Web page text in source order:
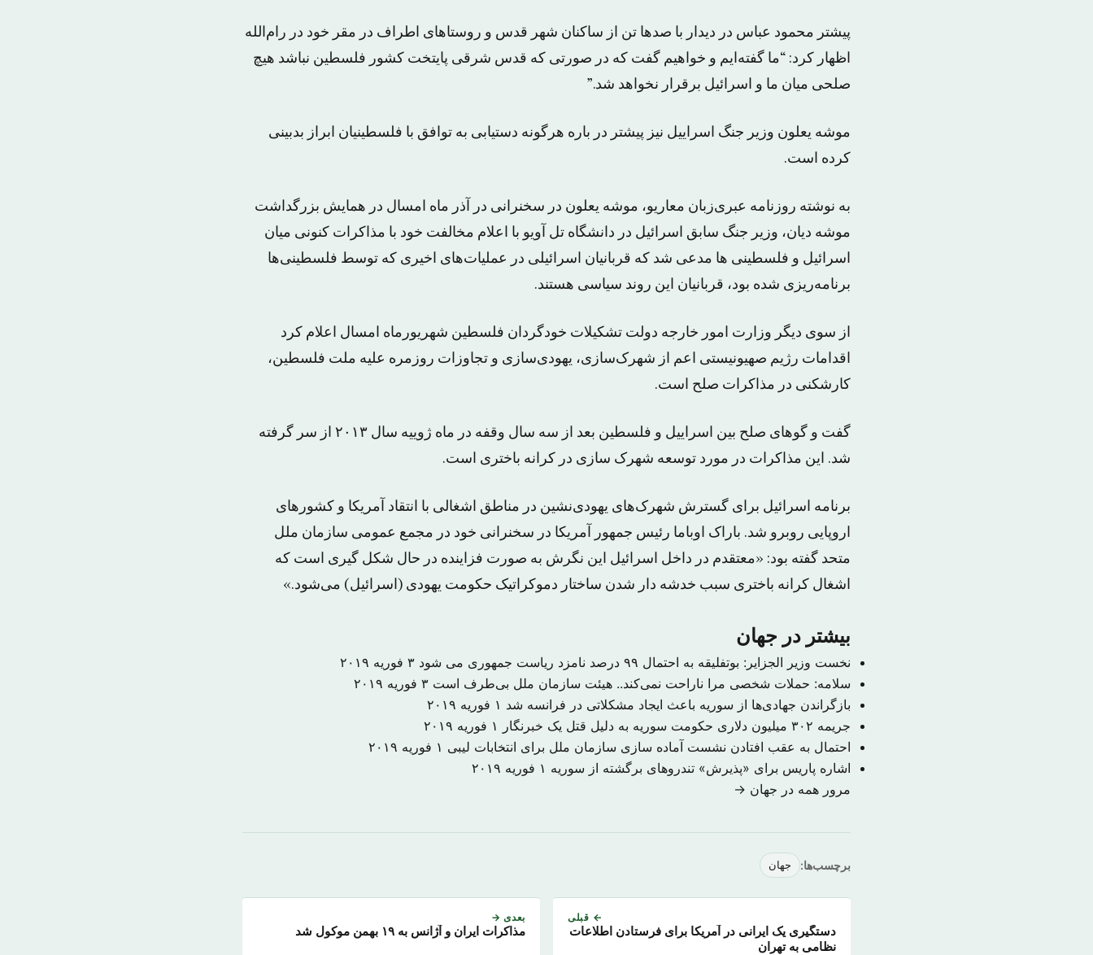
پیشتر محمود عباس در دیدار با صدها تن از ساکنان شهر قدس و روستاهای اطراف در مقر خود در رام‌الله
اظهار کرد: “ما گفته‌ایم و خواهیم گفت که در صورتی که قدس شرقی پایتخت کشور فلسطین نباشد هیچ
صلحی میان ما و اسرائیل برقرار نخواهد شد.”
موشه یعلون وزیر جنگ اسراییل نیز پیشتر در باره هرگونه دستیابی به توافق با فلسطینیان ابراز بدبینی
کرده است.
به نوشته روزنامه عبری‌زبان معاریو، موشه یعلون در سخنرانی در آذر ماه امسال در همایش بزرگداشت
موشه دیان، وزیر جنگ سابق اسرائیل در دانشگاه تل آویو با اعلام مخالفت خود با مذاکرات کنونی میان
اسرائیل و فلسطینی ها مدعی شد که قربانیان اسرائیلی در عملیات‌های اخیری که توسط فلسطینی‌ها
برنامه‌ریزی شده بود، قربانیان این روند سیاسی هستند.
از سوی دیگر وزارت امور خارجه دولت تشکیلات خودگردان فلسطین شهریورماه امسال اعلام کرد
اقدامات رژیم صهیونیستی اعم از شهرک‌سازی، یهودی‌سازی و تجاوزات روزمره علیه ملت فلسطین،
کارشکنی در مذاکرات صلح است.
گفت و گوهای صلح بین اسراییل و فلسطین بعد از سه سال وقفه در ماه ژوییه سال ۲۰۱۳ از سر گرفته
شد. این مذاکرات در مورد توسعه شهرک سازی در کرانه باختری است.
برنامه اسرائیل برای گسترش شهرک‌های یهودی‌نشین در مناطق اشغالی با انتقاد آمریکا و کشورهای
اروپایی روبرو شد. باراک اوباما رئیس جمهور آمریکا در سخنرانی خود در مجمع عمومی سازمان ملل
متحد گفته بود: «معتقدم در داخل اسرائیل این نگرش به صورت ‏فزاینده در حال شکل گیری است که
اشغال کرانه ‏باختری سبب خدشه دار شدن ساختار دموکراتیک ‏حکومت یهودی (اسرائیل) می‌شود.»
بیشتر در جهان
نخست وزیر الجزایر: بوتفلیقه به احتمال ۹۹ درصد نامزد ریاست جمهوری می شود
۳ فوریه ۲۰۱۹
سلامه: حملات شخصی مرا ناراحت نمی‌کند.. هیئت سازمان ملل بی‌طرف است ۳ فوریه ۲۰۱۹
بازگراندن جهادی‌ها از سوریه باعث ایجاد مشکلاتی در فرانسه شد ۱ فوریه ۲۰۱۹
جریمه ۳۰۲ میلیون دلاری حکومت سوریه به دلیل قتل یک خبرنگار
۱ فوریه ۲۰۱۹
احتمال به عقب افتادن نشست آماده سازی سازمان ملل برای انتخابات لیبی ۱ فوریه ۲۰۱۹
اشاره پاریس برای «پذیرش» تندروهای برگشته از سوریه ۱ فوریه ۲۰۱۹
مرور همه در جهان →
برچسب‌ها: جهان
← قبلی
دستگیری یک ایرانی در آمریکا برای فرستادن اطلاعات
نظامی به تهران
بعدی →
مذاکرات ایران و آژانس به ۱۹ بهمن موکول شد